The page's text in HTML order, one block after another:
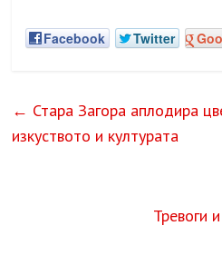
Facebook Twitter
← Стара Загора аплодира
изкуството и културата
Тревоги